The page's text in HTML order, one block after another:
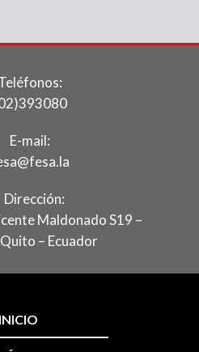
E-mail:
Dirección:
Maldonado S19 –
– Ecuador
INICIO